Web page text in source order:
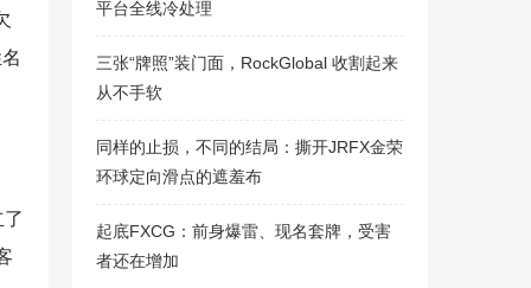
平台全线冷处理
三张“牌照”装门面，RockGlobal 收割起来
从不手软
同样的止损，不同的结局：撕开JRFX金荣
环球定向滑点的遮羞布
起底FXCG：前身爆雷、现名套牌，受害
者还在增加